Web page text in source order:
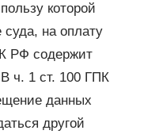
которой
на оплату
РФ содержит
ч. 1 ст. 100 ГПК
данных
другой